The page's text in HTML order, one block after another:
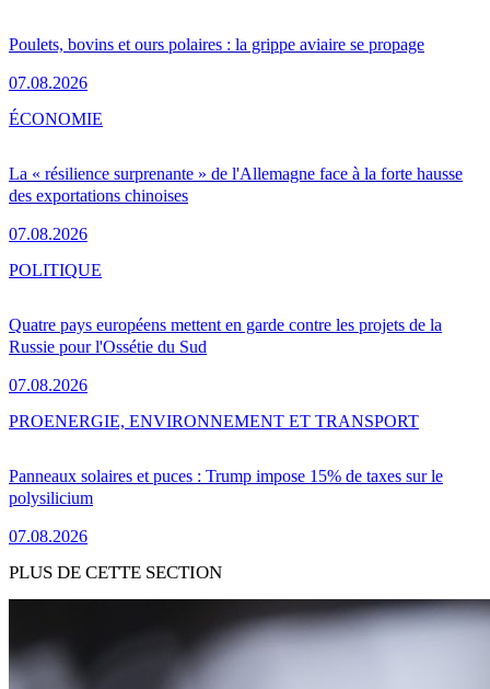
Poulets, bovins et ours polaires : la grippe aviaire se propage
07.08.2026
La « résilience surprenante » de l'Allemagne face à la forte hausse
des exportations chinoises
07.08.2026
ÉCONOMIE
Quatre pays européens mettent en garde contre les projets de la
Russie pour l'Ossétie du Sud
07.08.2026
POLITIQUE
Panneaux solaires et puces : Trump impose 15% de taxes sur le
polysilicium
07.08.2026
PROENERGIE, ENVIRONNEMENT ET TRANSPORT
PLUS DE CETTE SECTION